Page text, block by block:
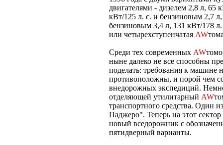
двигателями - дизелем 2,8 л, 65
кВт/125 л. с. и бензиновым 2,7
бензиновым 3,4 л, 131 кВт/178 л.
или четырехступенчатая AW
Среди тех современных AW
ныне далеко не все способны
поделать: требования к машине
противоположны, и порой чем
внедорожных экспедиций.
отделяющей утилитарный AW
транспортного средства. Один
Паджеро". Теперь на этот
новый вседорожник с
пятидверный варианты.